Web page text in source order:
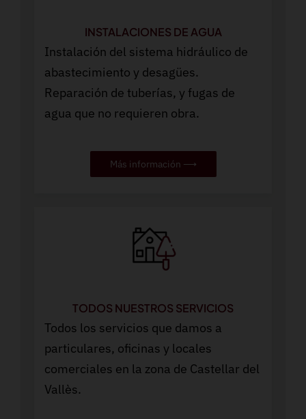
INSTALACIONES DE AGUA
Instalación del sistema hidráulico de
abastecimiento y desagües.
Reparación de tuberías, y fugas de
agua que no requieren obra.
Más información ⟶
TODOS NUESTROS SERVICIOS
Todos los servicios que damos a
particulares, oficinas y locales
comerciales en la zona de Castellar del
Vallès.